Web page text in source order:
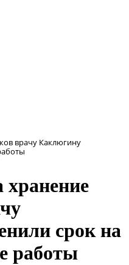
врачу Каклюгину
хранение
срок на
работы